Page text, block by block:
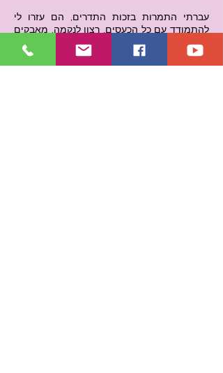
עברתי התמרות בזכות התדרים, הם עזרו לי
להתמודד עם כל הכעסים, רצון לנקמה, מאבקים
שהיו לי בענייני ירושה, זוגיות, יחסים בעבודה, כל
מה שקורה בעולם והתמודדות עם משברים.
ההסתכלות שלי על העולם ועל חיי והמהות שלהם